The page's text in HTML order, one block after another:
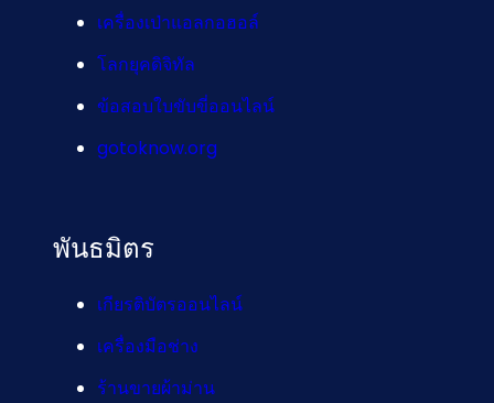
เครื่องเป่าแอลกอฮอล์
โลกยุคดิจิทัล
ข้อสอบใบขับขี่ออนไลน์
gotoknow.org
พันธมิตร
เกียรติบัตรออนไลน์
เครื่องมือช่าง
ร้านขายผ้าม่าน